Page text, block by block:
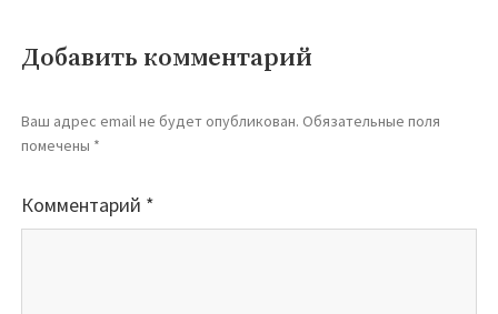
Добавить комментарий
Ваш адрес email не будет опубликован. Обязательные поля
помечены *
Комментарий *